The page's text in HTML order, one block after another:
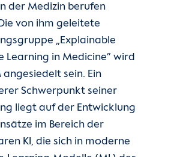
der Medizin berufen
von ihm geleitete
„Explainable
Learning in Medicine” wird
angesiedelt sein. Ein
Schwerpunkt seiner
liegt auf der Entwicklung
im Bereich der
KI, die sich in moderne